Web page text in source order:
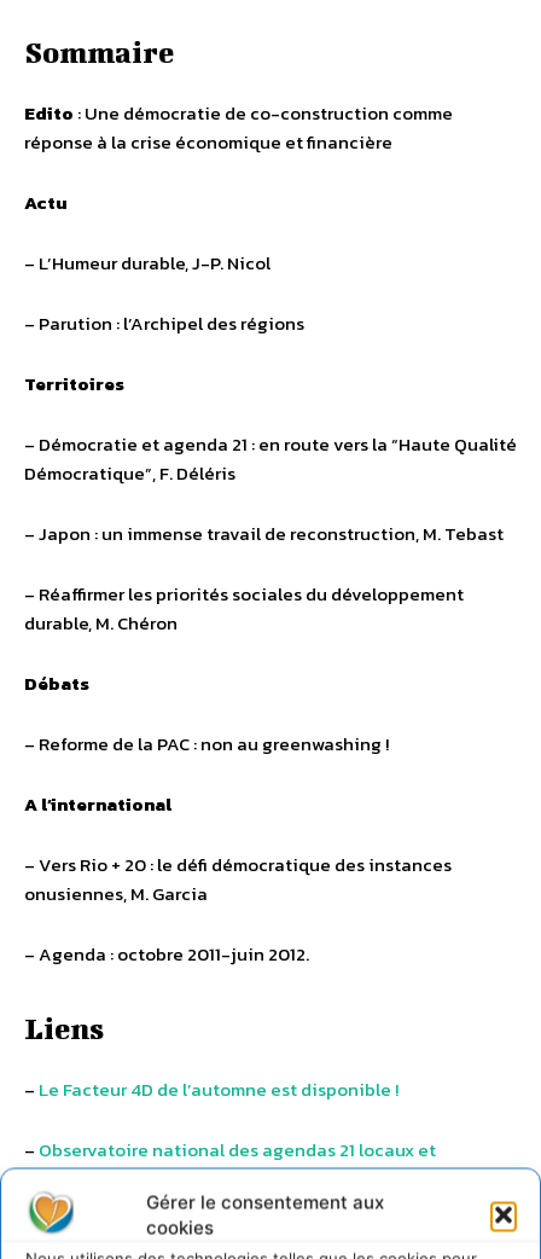
Gérer le consentement aux
cookies
Sommaire
Edito : Une démocratie de co-construction comme
réponse à la crise économique et financière
Actu
– L’Humeur durable, J-P. Nicol
– Parution : l’Archipel des régions
Territoires
– Démocratie et agenda 21 : en route vers la “Haute Qualité
Démocratique”, F. Déléris
– Japon : un immense travail de reconstruction, M. Tebast
– Réaffirmer les priorités sociales du développement
durable, M. Chéron
Débats
– Reforme de la PAC : non au greenwashing !
A l’international
– Vers Rio + 20 : le défi démocratique des instances
onusiennes, M. Garcia
– Agenda : octobre 2011-juin 2012.
Liens
– Le Facteur 4D de l’automne est disponible !
– Observatoire national des agendas 21 locaux et
pratiques territoriales de développement durable
–« PARTICIPATION ET AGENDA 21 : combinaison réussie